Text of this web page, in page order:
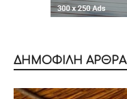
ΔΗΜΟΦΙΛΗ ΑΡΘΡΑ